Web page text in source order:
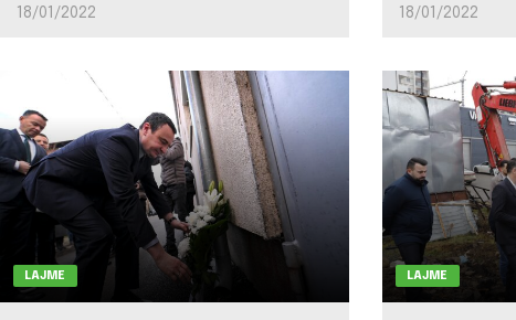
18/01/2022 18/01/2022
LAJME LAJME